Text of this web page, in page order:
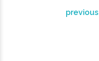
previous